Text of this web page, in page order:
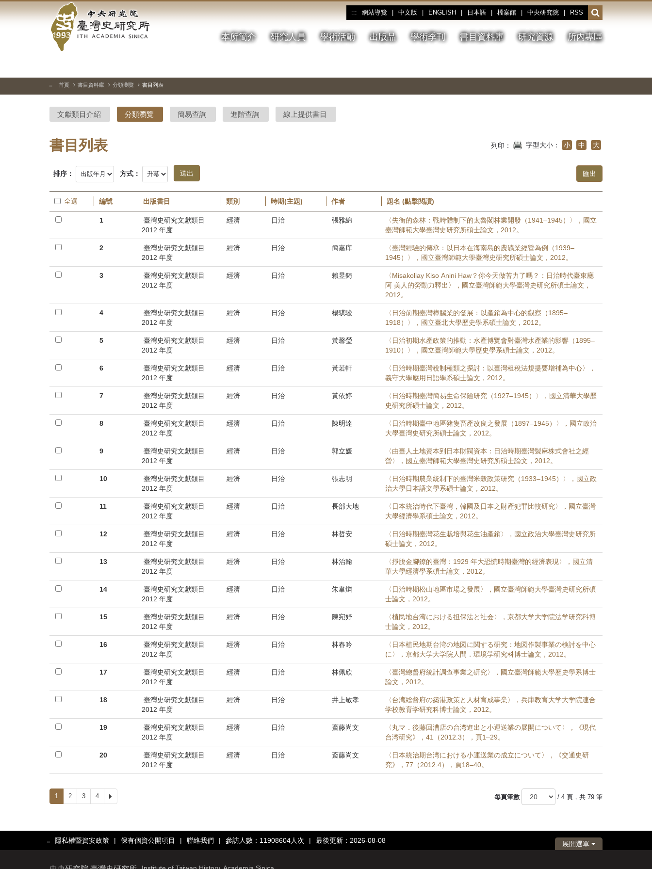
到
中
央
研
院-
臺
灣
史
究
所-
首
頁
::: 網站導覽 中文版 ENGLISH 日本語 檔案館 中央研究院 RSS
開
啟
或
收
本所簡介 研究人員 學術活動 出版品 學術季刊 書目資料庫 研究資源 所內專區
停、
圖
圖
結
::: 首頁 書目資料庫 分類瀏覽 書目列表
文獻類目介紹 分類瀏覽 簡易查詢 進階查詢 線上提供書目
書目列表 列印： 字型大小： 小 中 大
排序： 方式：
全選 編號 出版書目 類別 時期(主題) 作者 題名 (點擊閱讀)
1
臺灣史研究文獻類目
2012 年度
經濟 日治 張雅綿
〈失衡的森林：戰時體制下的太魯閣林業開發（1941–1945）〉，國立
臺灣師範大學臺灣史研究所碩士論文，2012。
2
臺灣史研究文獻類目
2012 年度
經濟 日治 簡嘉庠
〈臺灣經驗的傳承：以日本在海南島的農礦業經營為例（1939–
1945）〉，國立臺灣師範大學臺灣史研究所碩士論文，2012。
3
臺灣史研究文獻類目
2012 年度
經濟 日治 賴昱錡
〈Misakoliay Kiso Anini Haw？你今天做苦力了嗎？：日治時代臺東廳
阿 美人的勞動力釋出〉，國立臺灣師範大學臺灣史研究所碩士論文，
2012。
4
臺灣史研究文獻類目
2012 年度
經濟 日治 楊騏駿
〈日治前期臺灣樟腦業的發展：以產銷為中心的觀察（1895–
1918）〉，國立臺北大學歷史學系碩士論文，2012。
5
臺灣史研究文獻類目
2012 年度
經濟 日治 黃馨瑩
〈日治初期水產政策的推動：水產博覽會對臺灣水產業的影響（1895–
1910）〉，國立臺灣師範大學歷史學系碩士論文，2012。
6
臺灣史研究文獻類目
2012 年度
經濟 日治 黃若軒
〈日治時期臺灣稅制種類之探討：以臺灣租稅法規提要增補為中心〉，
義守大學應用日語學系碩士論文，2012。
7
臺灣史研究文獻類目
2012 年度
經濟 日治 黃依婷
〈日治時期臺灣簡易生命保險研究（1927–1945）〉，國立清華大學歷
史研究所碩士論文，2012。
8
臺灣史研究文獻類目
2012 年度
經濟 日治 陳明達
〈日治時期臺中地區豬隻畜產改良之發展（1897–1945）〉，國立政治
大學臺灣史研究所碩士論文，2012。
9
臺灣史研究文獻類目
2012 年度
經濟 日治 郭立媛
〈由臺人土地資本到日本財閥資本：日治時期臺灣製麻株式會社之經
營〉，國立臺灣師範大學臺灣史研究所碩士論文，2012。
10
臺灣史研究文獻類目
2012 年度
經濟 日治 張志明
〈日治時期農業統制下的臺灣米穀政策研究（1933–1945）〉，國立政
治大學日本語文學系碩士論文，2012。
11
臺灣史研究文獻類目
2012 年度
經濟 日治 長部大地
〈日本統治時代下臺灣，韓國及日本之財產犯罪比較研究〉，國立臺灣
大學經濟學系碩士論文，2012。
12
臺灣史研究文獻類目
2012 年度
經濟 日治 林哲安
〈日治時期臺灣花生栽培與花生油產銷〉，國立政治大學臺灣史研究所
碩士論文，2012。
13
臺灣史研究文獻類目
2012 年度
經濟 日治 林治翰
〈掙脫金腳鐐的臺灣：1929 年大恐慌時期臺灣的經濟表現〉，國立清
華大學經濟學系碩士論文，2012。
14
臺灣史研究文獻類目
2012 年度
經濟 日治 朱韋燐
〈日治時期松山地區市場之發展〉，國立臺灣師範大學臺灣史研究所碩
士論文，2012。
15
臺灣史研究文獻類目
2012 年度
經濟 日治 陳宛妤
〈植民地台湾における担保法と社会〉，京都大学大学院法学研究科博
士論文，2012。
16
臺灣史研究文獻類目
2012 年度
經濟 日治 林春吟
〈日本植民地期台湾の地図に関する研究：地図作製事業の検討を中心
に〉，京都大学大学院人間．環境学研究科博士論文，2012。
17
臺灣史研究文獻類目
2012 年度
經濟 日治 林佩欣
〈臺灣總督府統計調查事業之硏究〉，國立臺灣師範大學歷史學系博士
論文，2012。
18
臺灣史研究文獻類目
2012 年度
經濟 日治 井上敏孝
〈台湾総督府の築港政策と人材育成事業〉，兵庫教育大学大学院連合
学校教育学研究科博士論文，2012。
19
臺灣史研究文獻類目
2012 年度
經濟 日治 斎藤尚文
〈丸マ．後藤回漕店の台湾進出と小運送業の展開について〉，《現代
台湾研究》，41（2012.3），頁1–29。
20
臺灣史研究文獻類目
2012 年度
經濟 日治 斎藤尚文
〈日本統治期台湾における小運送業の成立について〉，《交通史研
究》，77（2012.4），頁18–40。
1 2 3 4
一
每頁筆數 / 4 頁，共 79 筆
::: 隱私權暨資安政策 | 保有個資公開項目 | 聯絡我們 | 參訪人數：11908604人次 | 最後更新：2026-08-08 展開選單